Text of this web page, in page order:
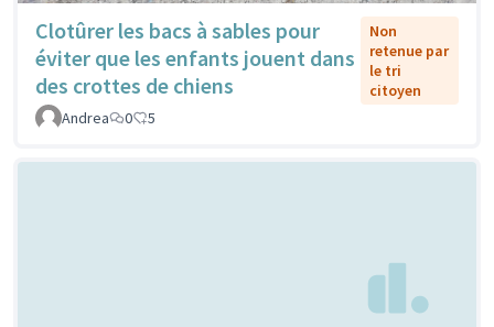
Clotûrer les bacs à sables pour
éviter que les enfants jouent dans
des crottes de chiens
Non
retenue par
le tri
citoyen
Andrea
0 5